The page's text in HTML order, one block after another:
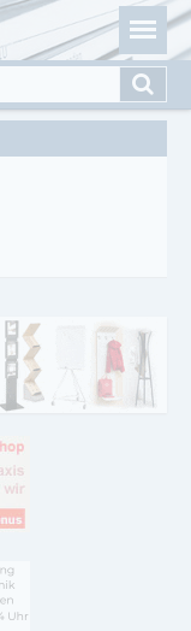
Portal für
eBooks